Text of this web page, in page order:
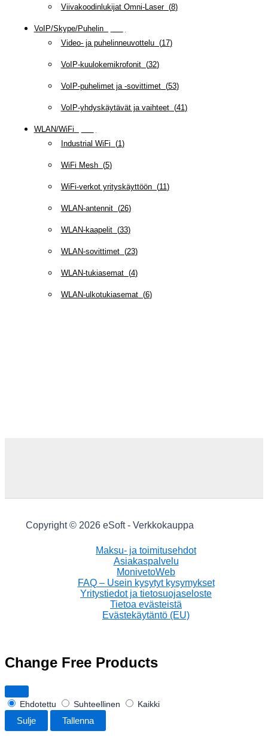
Viivakoodinlukijat Omni-Laser(8)
VoIP/Skype/Puhelin(
Video- ja puhelinneuvottelu(17)
VoIP-kuulokemikrofonit(32)
VoIP-puhelimet ja -sovittimet(53)
VoIP-yhdyskäytävät ja vaihteet(41 )
WLAN/WiFi
Industrial WiFi (1 )
WiFi Mesh(5)
WiFi-verkot yrityskäyttöön(11 )
WLAN-antennit(26)
WLAN-kaapelit(33)
WLAN-sovittimet(23)
WLAN-tukiasemat(4)
WLAN-ulkotukiasemat(6)
Copyright © 2026 eSoft - Verkkokauppa
Maksu- ja toimitusehdot
Asiakaspalvelu
MonivetoWeb
FAQ – Usein kysytyt kysymykset
Yritystiedot ja tietosuojaseloste
Tietoa evästeistä
Evästekäytäntö (EU)
Change Free Products
Ehdotettu Suhteellinen Kaikki
Sulje Tallenna